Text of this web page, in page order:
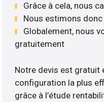
Grâce à cela, nous
Nous estimons
Globalement, nous
gratuitement
Notre devis est gratuit
configuration la plus
grâce à l’étude